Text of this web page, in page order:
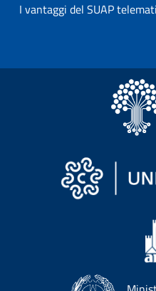
I vantaggi del SUAP